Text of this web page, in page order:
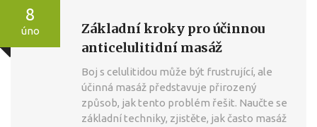
8
úno
Základní kroky pro účinnou
anticelulitidní masáž
Boj s celulitidou může být frustrující, ale
účinná masáž představuje přirozený
způsob, jak tento problém řešit. Naučte se
základní techniky, zjistěte, jak často masáž